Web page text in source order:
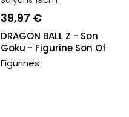
39,97 €
DRAGON BALL Z - Son
Goku - Figurine Son Of
Saiyans...
Figurines